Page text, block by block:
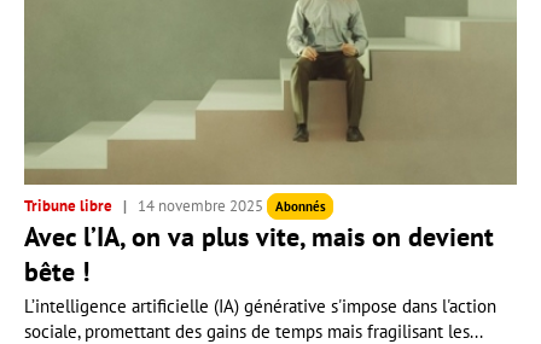
Tribune libre 14 novembre 2025 Abonnés
Avec l’IA, on va plus vite, mais on devient
bête !
L’intelligence artificielle (IA) générative s'impose dans l'action
sociale, promettant des gains de temps mais fragilisant les...